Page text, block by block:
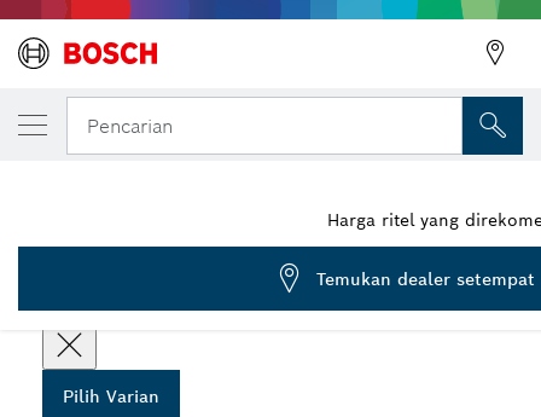
Pencarian
Pilih spesifikasi Anda
Pilih Varian
VARIAN PILIHAN ANDA
Bilah jigsaw T 119 BO
2 608 630 310
Harga ritel yang
Temukan dealer setempat